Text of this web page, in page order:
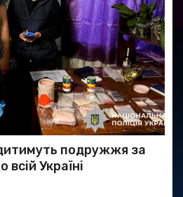
подружжя за
всій Україні